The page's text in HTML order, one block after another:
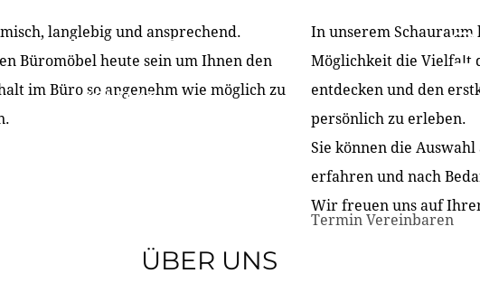
ÜBER UNS PARTNER & REFERENZEN
KONTAKT
langlebig und ansprechend.
Büromöbel heute sein um Ihnen den
im Büro so angenehm wie möglich zu
In unserem Schauraum
Möglichkeit die Vielfalt
entdecken und den
persönlich zu erleben.
Sie können die Auswahl
erfahren und nach
Wir freuen uns auf
Termin Vereinbaren
ÜBER UNS